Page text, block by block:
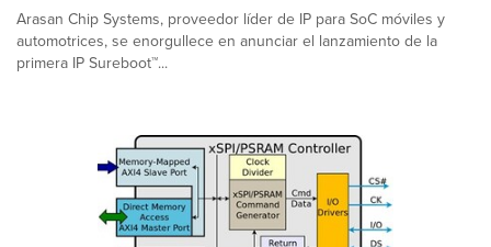
Arasan Chip Systems, proveedor líder de IP para SoC móviles y
automotrices, se enorgullece en anunciar el lanzamiento de la
primera IP Sureboot™...